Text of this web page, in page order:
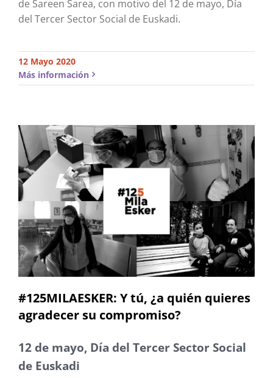
de Sareen Sarea, con motivo del 12 de mayo, Día
del Tercer Sector Social de Euskadi.
12 Mayo 2020
Más información
#125MILAESKER: Y tú, ¿a quién quieres
agradecer su compromiso?
12 de mayo, Día del Tercer Sector Social
de Euskadi